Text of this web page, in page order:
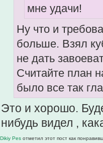
мне удачи!
Ну что и
больше. Взял
не дать
Считайте план
было все так
Это и хорошо.
нибудь видел ,
Dikiy Pes отметил этот пост как